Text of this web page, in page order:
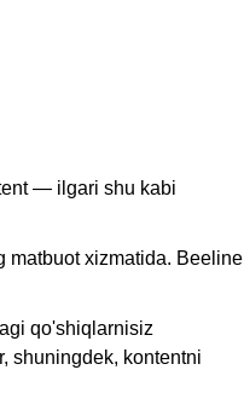
— ilgari shu kabi
matbuot xizmatida. Beeline
qo'shiqlarnisiz
shuningdek, kontentni